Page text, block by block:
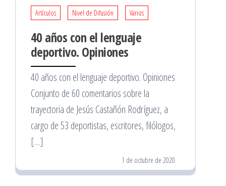
Artículos Nivel de Difusión Varios
40 años con el lenguaje
deportivo. Opiniones
40 años con el lenguaje deportivo. Opiniones
Conjunto de 60 comentarios sobre la
trayectoria de Jesús Castañón Rodríguez, a
cargo de 53 deportistas, escritores, filólogos,
[…]
1 de octubre de 2020